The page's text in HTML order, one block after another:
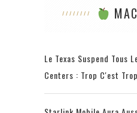
Le Texas Suspend Tous
Centers : Trop C'est Trop